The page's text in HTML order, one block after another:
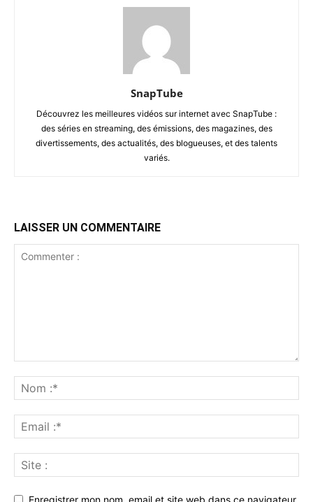
SnapTube
Découvrez les meilleures vidéos sur internet avec SnapTube :
des séries en streaming, des émissions, des magazines, des
divertissements, des actualités, des blogueuses, et des talents
variés.
LAISSER UN COMMENTAIRE